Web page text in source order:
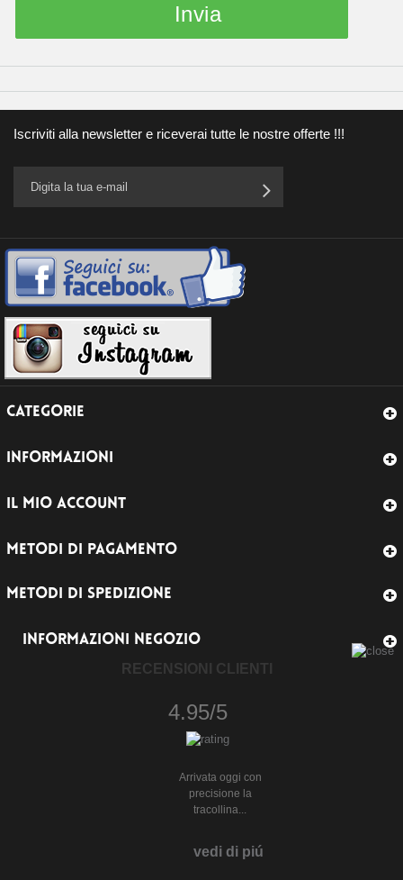
Invia
Iscriviti alla newsletter e riceverai tutte le nostre offerte !!!
CATEGORIE
INFORMAZIONI
IL MIO ACCOUNT
METODI DI PAGAMENTO
METODI DI SPEDIZIONE
INFORMAZIONI NEGOZIO
RECENSIONI CLIENTI
4.95/5
Arrivata oggi con
precisione la
tracollina...
vedi di piú